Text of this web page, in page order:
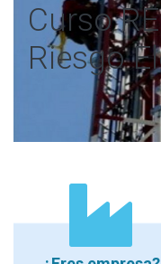
Curso
Riesgo